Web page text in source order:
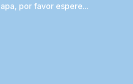
por favor espere...